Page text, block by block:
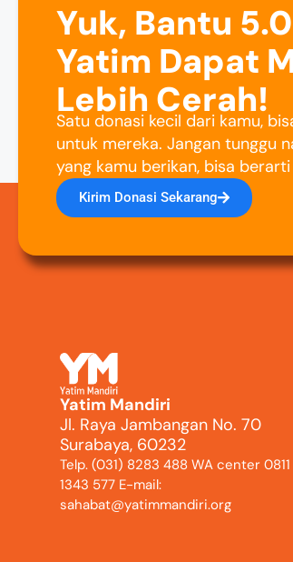
Yuk, Bantu
Yatim Dapat
Lebih Cerah!
Satu donasi kecil dari kamu,
untuk mereka. Jangan tunggu
yang kamu berikan, bisa
Kirim Donasi Sekarang
Yatim Mandiri
Jl. Raya Jambangan No. 70
Surabaya, 60232
Telp. (031) 8283 488 WA center 0811
1343 577 E-mail:
sahabat@yatimmandiri.org